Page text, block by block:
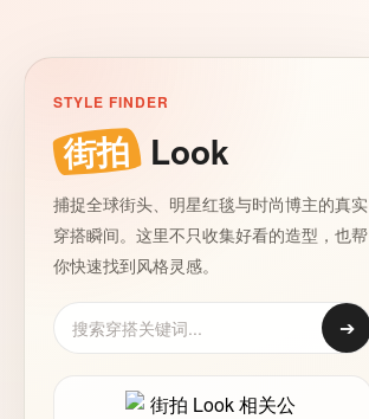
STYLE FINDER
街拍 Look
捕捉全球街头、明星红毯与时尚博主的真实
穿搭瞬间。这里不只收集好看的造型，也帮
你快速找到风格灵感。
➔